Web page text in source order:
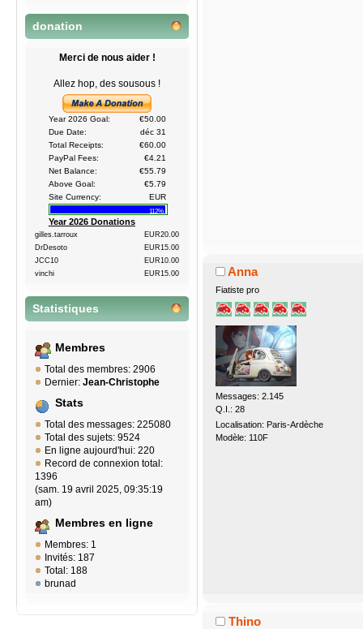
donation
Merci de nous aider !
Allez hop, des sousous !
Year 2026 Goal:
€50.00
Due Date:
déc 31
Total Receipts:
€60.00
PayPal Fees:
€4.21
Net Balance:
€55.79
Above Goal:
€5.79
Site Currency:
EUR
112%
Year 2026 Donations
gilles.tarroux
EUR20.00
DrDesoto
EUR15.00
JCC10
EUR10.00
vinchi
EUR15.00
Statistiques
Membres
Total des membres: 2906
Dernier: Jean-Christophe
Stats
Total des messages: 225080
Total des sujets: 9524
En ligne aujourd'hui: 220
Record de connexion total:
1396
(sam. 19 avril 2025, 09:35:19
am)
Membres en ligne
Membres: 1
Invités: 187
Total: 188
brunad
Anna
Fiatiste pro
Messages: 2.145
Q.I.: 28
Localisation: Paris-Ardèche
Modèle: 110F
Thino